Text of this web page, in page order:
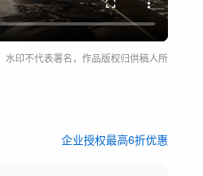
水印不代表署名，作品版权归供稿人所
企业授权最高6折优惠